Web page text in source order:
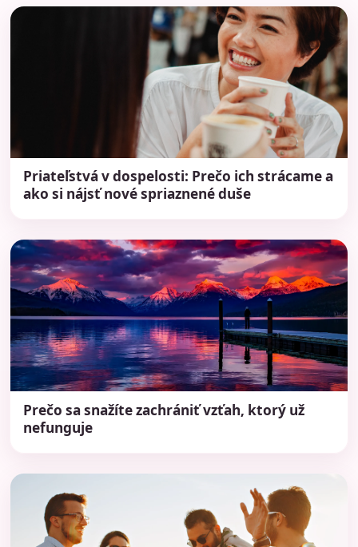
Priateľstvá v dospelosti: Prečo ich strácame a
ako si nájsť nové spriaznené duše
Prečo sa snažíte zachrániť vzťah, ktorý už
nefunguje